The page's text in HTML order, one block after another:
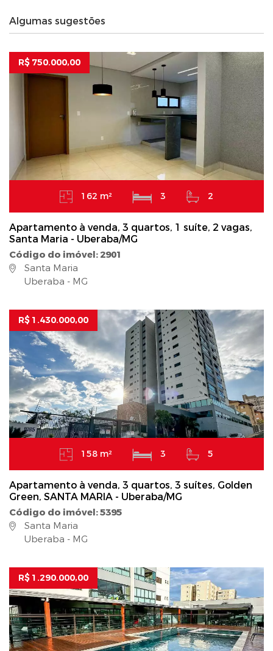
Algumas sugestões
R$ 750.000,00
162 m² 3 2
Apartamento à venda, 3 quartos, 1 suíte, 2 vagas,
Santa Maria - Uberaba/MG
Código do imóvel: 2901
Santa Maria
Uberaba - MG
R$ 1.430.000,00
158 m² 3 5
Apartamento à venda, 3 quartos, 3 suítes, Golden
Green, SANTA MARIA - Uberaba/MG
Código do imóvel: 5395
Santa Maria
Uberaba - MG
R$ 1.290.000,00